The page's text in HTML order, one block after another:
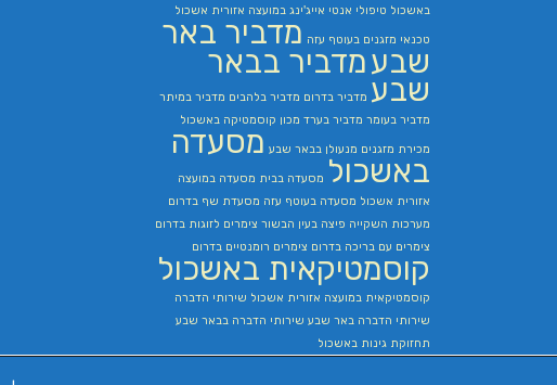
באשכול טיפולי אנטי אייג'ינג במועצה אזורית אשכול
טכנאי מזגנים בעוטף עזה מדביר באר
שבעמדביר בבאר
שבע מדביר בדרום מדביר בלהבים מדביר במיתר
מדביר בעומר מדביר בערד מכון קוסמטיקה באשכול
מכירת מזגנים מנעולן בבאר שבע מסעדה
באשכול מסעדה בבית מסעדה במועצה
אזורית אשכול מסעדה בעוטף עזה מסעדת שף בדרום
מערכות השקייה פיצה בעין הבשור צימרים לזוגות בדרום
צימרים עם בריכה בדרום צימרים רומנטיים בדרום
קוסמטיקאית באשכול
קוסמטיקאית במועצה אזורית אשכול שירותי הדברה
שירותי הדברה באר שבע שירותי הדברה בבאר שבע
תחזוקת גינות באשכול